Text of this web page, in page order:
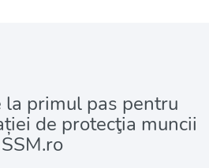
la primul pas pentru
de protecţia muncii
SSM.ro